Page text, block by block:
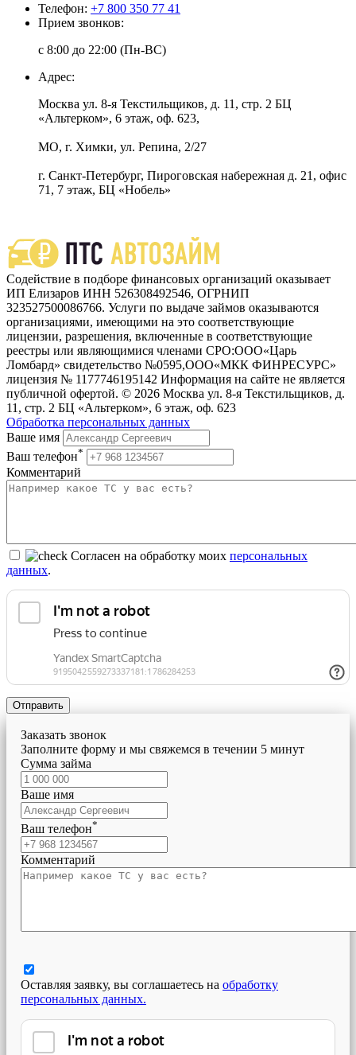
Телефон: +7 800 350 77 41
Прием звонков:
с 8:00 до 22:00 (Пн-ВС)
Адрес:
Москва ул. 8-я Текстильщиков, д. 11, стр. 2 БЦ
«Альтерком», 6 этаж, оф. 623,
МО, г. Химки, ул. Репина, 2/27
г. Санкт-Петербург, Пироговская набережная д. 21, офис
71, 7 этаж, БЦ «Нобель»
Содействие в подборе финансовых организаций оказывает
ИП Елизаров ИНН 526308492546, ОГРНИП
323527500086766. Услуги по выдаче займов оказываются
организациями, имеющими на это соответствующие
лицензии, разрешения, включенные в соответствующие
реестры или являющимися членами СРО:ООО«Царь
Ломбард» свидетельство №0595,ООО«МКК ФИНРЕСУРС»
лицензия № 1177746195142 Информация на сайте не является
публичной офертой. © 2026 Москва ул. 8-я Текстильщиков, д.
11, стр. 2 БЦ «Альтерком», 6 этаж, оф. 623
Обработка персональных данных
Ваше имя
Ваш телефон*
Комментарий
Согласен на обработку моих персональных
данных.
Отправить
Заказать звонок
Заполните форму и мы свяжемся в течении 5 минут
Сумма займа
Ваше имя
Ваш телефон*
Комментарий
Оставляя заявку, вы соглашаетесь на обработку
персональных данных.